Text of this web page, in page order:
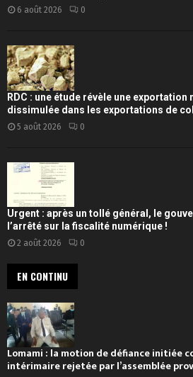
6 août 2026 0
RDC : une étude révèle une exportation
dissimulée dans les exportations de
5 août 2026 0
Urgent : après un tollé général, le
l’arrêté sur la fiscalité numérique !
2 août 2026 0
EN CONTINU
Lomami : la motion de défiance initiée
intérimaire rejetée par l’assemblée